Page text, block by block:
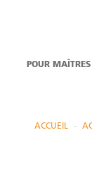
POUR
ACCUEIL